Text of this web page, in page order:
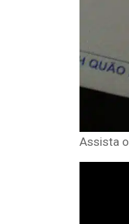
Assista